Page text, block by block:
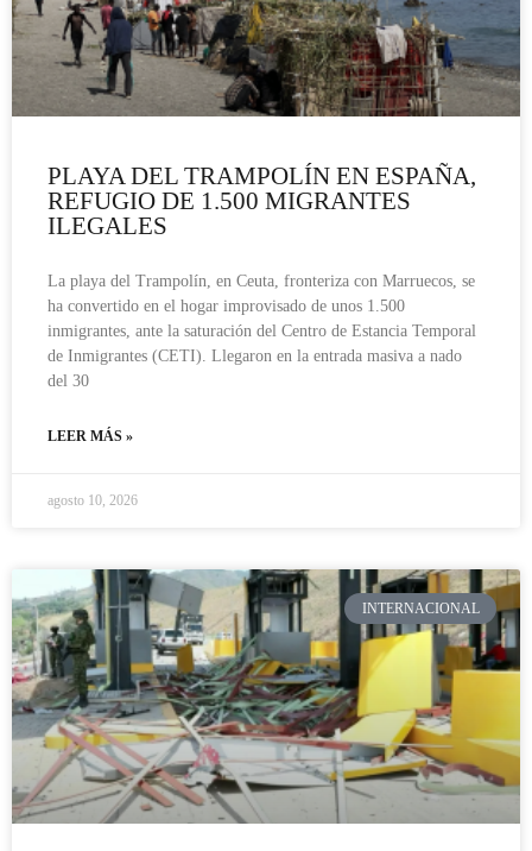
PLAYA DEL TRAMPOLÍN EN ESPAÑA,
REFUGIO DE 1.500 MIGRANTES
ILEGALES
La playa del Trampolín, en Ceuta, fronteriza con Marruecos, se
ha convertido en el hogar improvisado de unos 1.500
inmigrantes, ante la saturación del Centro de Estancia Temporal
de Inmigrantes (CETI). Llegaron en la entrada masiva a nado
del 30
LEER MÁS »
agosto 10, 2026
INTERNACIONAL